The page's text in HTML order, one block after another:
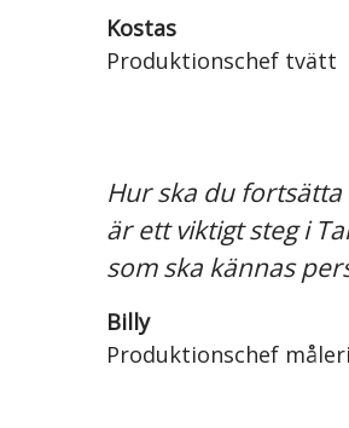
Kostas
Produktionschef tvätt
Hur ska du fortsätta
är ett viktigt steg i
som ska kännas
Billy
Produktionschef måleri